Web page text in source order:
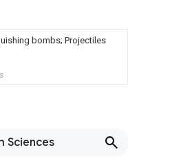
bombs; Projectiles
Sciences